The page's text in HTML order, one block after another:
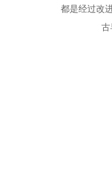
都是经过改
古